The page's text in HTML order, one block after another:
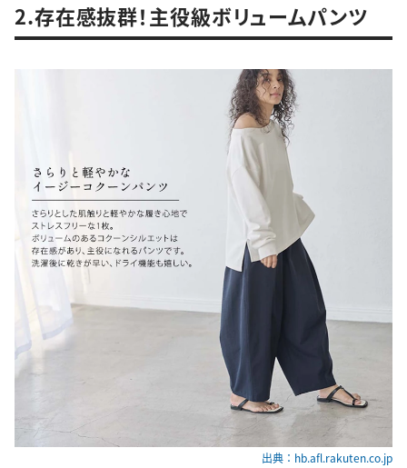
2.存在感抜群！主役級ボリュームパンツ
出典：hb.afl.rakuten.co.jp